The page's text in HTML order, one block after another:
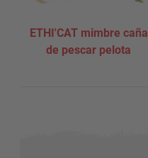
ETHI'CAT mimbre caña
de pescar pelota